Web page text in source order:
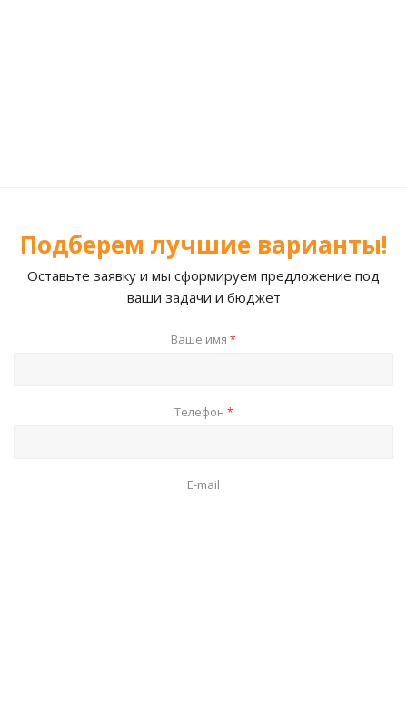
Подберем лучшие варианты!
Оставьте заявку и мы сформируем предложение под
ваши задачи и бюджет
Ваше имя *
Телефон *
E-mail